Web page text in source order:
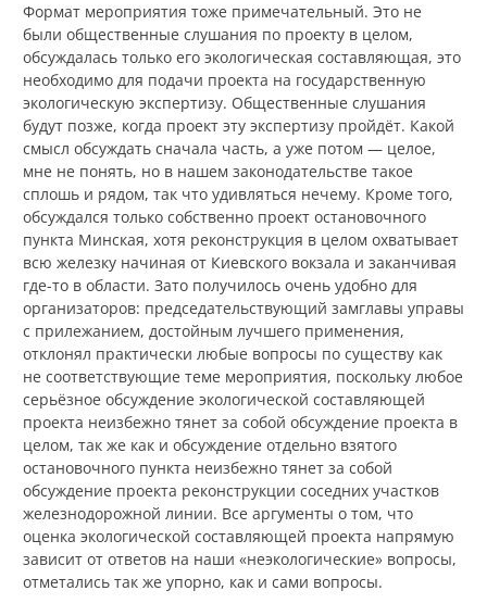
Формат мероприятия тоже примечательный. Это не
были общественные слушания по проекту в целом,
обсуждалась только его экологическая составляющая, это
необходимо для подачи проекта на государственную
экологическую экспертизу. Общественные слушания
будут позже, когда проект эту экспертизу пройдёт. Какой
смысл обсуждать сначала часть, а уже потом — целое,
мне не понять, но в нашем законодательстве такое
сплошь и рядом, так что удивляться нечему. Кроме того,
обсуждался только собственно проект остановочного
пункта Минская, хотя реконструкция в целом охватывает
всю железку начиная от Киевского вокзала и заканчивая
где-то в области. Зато получилось очень удобно для
организаторов: председательствующий замглавы управы
с прилежанием, достойным лучшего применения,
отклонял практически любые вопросы по существу как
не соответствующие теме мероприятия, поскольку любое
серьёзное обсуждение экологической составляющей
проекта неизбежно тянет за собой обсуждение проекта в
целом, так же как и обсуждение отдельно взятого
остановочного пункта неизбежно тянет за собой
обсуждение проекта реконструкции соседних участков
железнодорожной линии. Все аргументы о том, что
оценка экологической составляющей проекта напрямую
зависит от ответов на наши «неэкологические» вопросы,
отметались так же упорно, как и сами вопросы.